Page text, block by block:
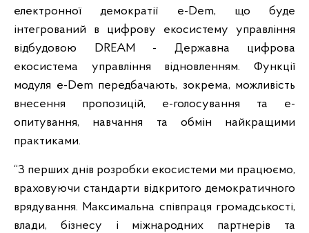
електронної демократії e-Dem, що буде
інтегрований в цифрову екосистему управління
відбудовою DREAM - Державна цифрова
екосистема управління відновленням. Функції
модуля e-Dem передбачають, зокрема, можливість
внесення пропозицій, е-голосування та е-
опитування, навчання та обмін найкращими
практиками.
“З перших днів розробки екосистеми ми працюємо,
враховуючи стандарти відкритого демократичного
врядування. Максимальна співпраця громадськості,
влади, бізнесу і міжнародних партнерів та